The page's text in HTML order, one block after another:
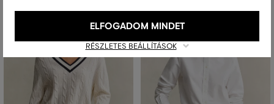
RÉSZLETES BEÁLLÍTÁSOK
ELFOGADOM MINDET